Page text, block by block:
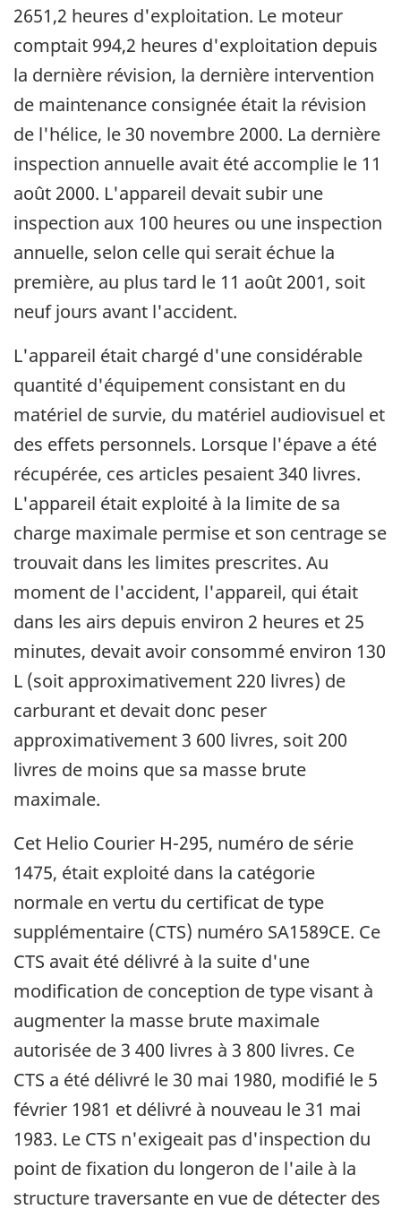
2651,2 heures d'exploitation. Le moteur
comptait 994,2 heures d'exploitation depuis
la dernière révision, la dernière intervention
de maintenance consignée était la révision
de l'hélice, le 30 novembre 2000. La dernière
inspection annuelle avait été accomplie le 11
août 2000. L'appareil devait subir une
inspection aux 100 heures ou une inspection
annuelle, selon celle qui serait échue la
première, au plus tard le 11 août 2001, soit
neuf jours avant l'accident.
L'appareil était chargé d'une considérable
quantité d'équipement consistant en du
matériel de survie, du matériel audiovisuel et
des effets personnels. Lorsque l'épave a été
récupérée, ces articles pesaient 340 livres.
L'appareil était exploité à la limite de sa
charge maximale permise et son centrage se
trouvait dans les limites prescrites. Au
moment de l'accident, l'appareil, qui était
dans les airs depuis environ 2 heures et 25
minutes, devait avoir consommé environ 130
L (soit approximativement 220 livres) de
carburant et devait donc peser
approximativement 3 600 livres, soit 200
livres de moins que sa masse brute
maximale.
Cet Helio Courier H-295, numéro de série
1475, était exploité dans la catégorie
normale en vertu du certificat de type
supplémentaire (CTS) numéro SA1589CE. Ce
CTS avait été délivré à la suite d'une
modification de conception de type visant à
augmenter la masse brute maximale
autorisée de 3 400 livres à 3 800 livres. Ce
CTS a été délivré le 30 mai 1980, modifié le 5
février 1981 et délivré à nouveau le 31 mai
1983. Le CTS n'exigeait pas d'inspection du
point de fixation du longeron de l'aile à la
structure traversante en vue de détecter des